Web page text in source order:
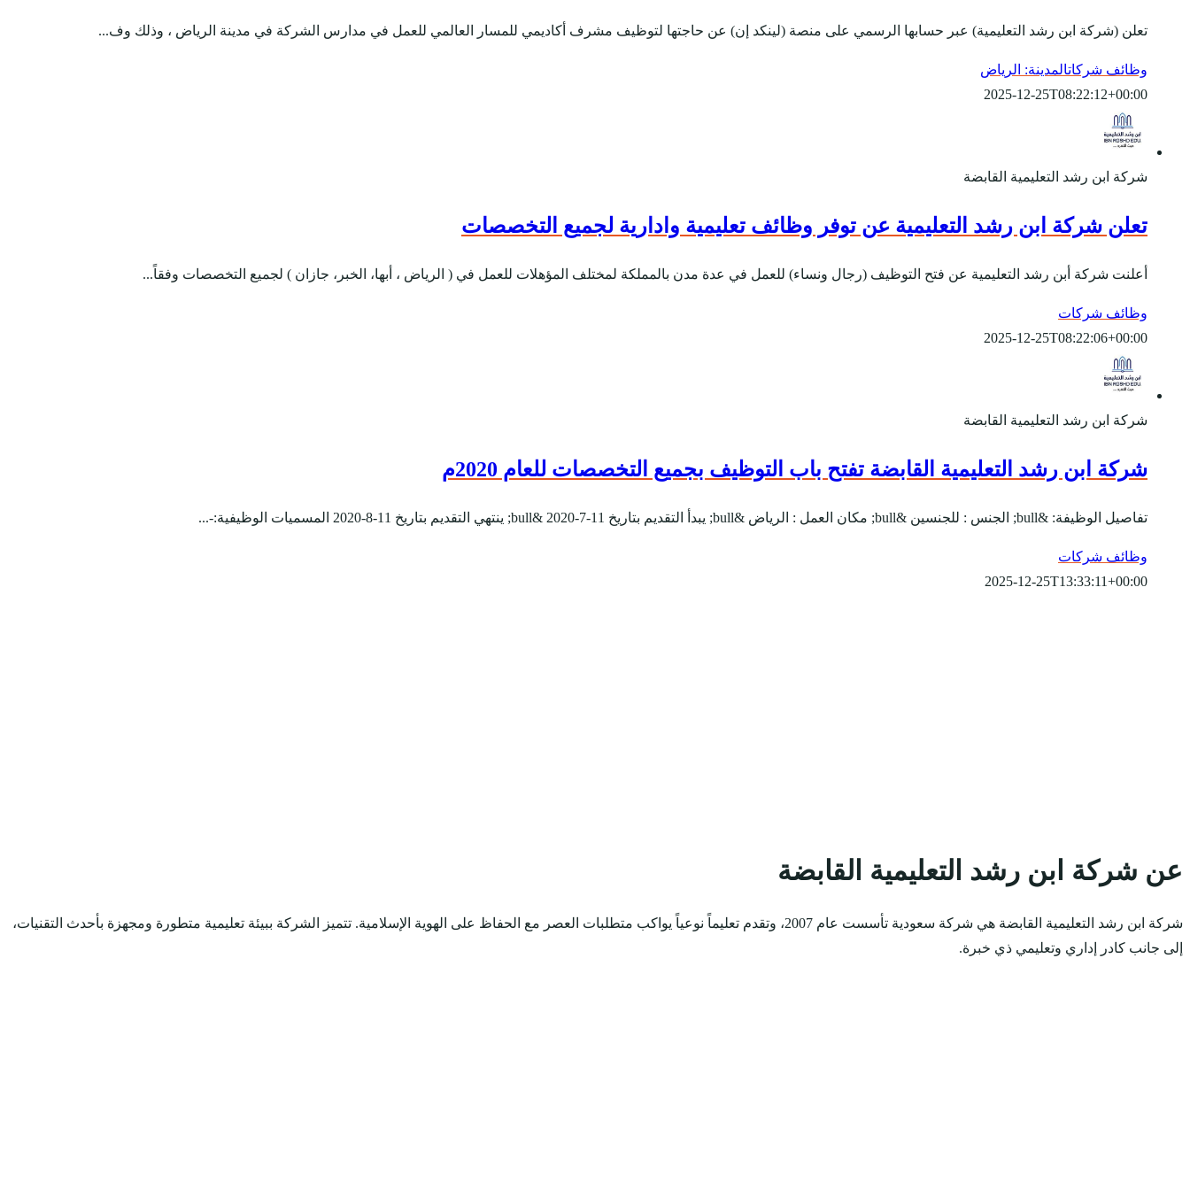
تعلن (شركة ابن رشد التعليمية) عبر حسابها الرسمي على منصة (لينكد إن) عن حاجتها لتوظيف مشرف أكاديمي للمسار العالمي للعمل في مدارس الشركة في مدينة الرياض ، وذلك وف...
وظائف شركاتالمدينة: الرياض
2025-12-25T08:22:12+00:00
شركة ابن رشد التعليمية القابضة
تعلن شركة ابن رشد التعليمية عن توفر وظائف تعليمية وادارية لجميع التخصصات
أعلنت شركة أبن رشد التعليمية عن فتح التوظيف (رجال ونساء) للعمل في عدة مدن بالمملكة لمختلف المؤهلات للعمل في ( الرياض ، أبها، الخبر، جازان ) لجميع التخصصات وفقاً...
وظائف شركات
2025-12-25T08:22:06+00:00
شركة ابن رشد التعليمية القابضة
شركة ابن رشد التعليمية القابضة تفتح باب التوظيف بجميع التخصصات للعام 2020م
تفاصيل الوظيفة: &bull; الجنس : للجنسين &bull; مكان العمل : الرياض &bull; يبدأ التقديم بتاريخ 11-7-2020 &bull; ينتهي التقديم بتاريخ 11-8-2020 المسميات الوظيفية:-...
وظائف شركات
2025-12-25T13:33:11+00:00
عن شركة ابن رشد التعليمية القابضة
شركة ابن رشد التعليمية القابضة هي شركة سعودية تأسست عام 2007، وتقدم تعليماً نوعياً يواكب متطلبات العصر مع الحفاظ على الهوية الإسلامية. تتميز الشركة ببيئة تعليمية متطورة ومجهزة بأحدث التقنيات،
إلى جانب كادر إداري وتعليمي ذي خبرة.